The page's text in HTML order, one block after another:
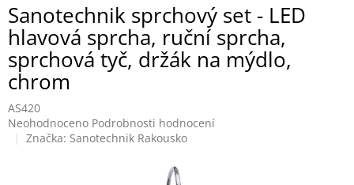
Sanotechnik sprchový set - LED
hlavová sprcha, ruční sprcha,
sprchová tyč, držák na mýdlo,
chrom
AS420
Průměrné
hodnocení
Neohodnoceno Podrobnosti hodnocení
Značka: Sanotechnik Rakousko